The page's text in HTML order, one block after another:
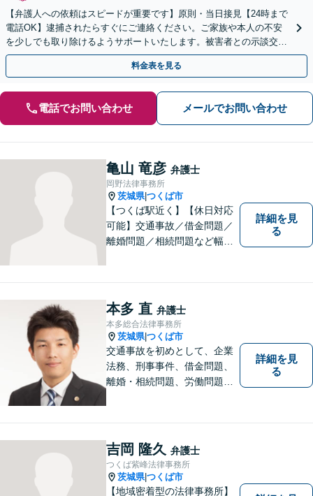
【弁護人への依頼はスピードが重要です】原則・当日接見【24時まで
電話OK】逮捕されたらすぐにご連絡ください。ご家族や本人の不安
を少しでも取り除けるようサポートいたします。被害者との示談交渉
もお任せください。
料金表を見る
電話でお問い合わせ メールでお問い合わせ
亀山 竜彦 弁護士
岡野法律事務所
茨城県|つくば市
【つくば駅近く】【休日対応
可能】交通事故／借金問題／
離婚問題／相続問題など幅広
み、考え、依頼者様の希望を
実現するために精一杯努力い
たします。お気軽にご相談く
ださい。
詳細を見
る
本多 直 弁護士
本多総合法律事務所
茨城県|つくば市
交通事故を初めとして、企業
法務、刑事事件、借金問題、
離婚・相続問題、労働問題そ
結果をご提供できるよう、誠
実・迅速・丁寧な事件処理を
心掛けています。
詳細を見
る
吉岡 隆久 弁護士
つくば紫峰法律事務所
茨城県|つくば市
【地域密着型の法律事務所】